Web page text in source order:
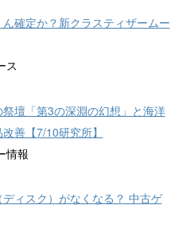
ん確定か？新クラスティザームー
ス
祭壇「第3の深淵の幻想」と海洋
善【7/10研究所】
情報
ィスク）がなくなる？ 中古ゲ